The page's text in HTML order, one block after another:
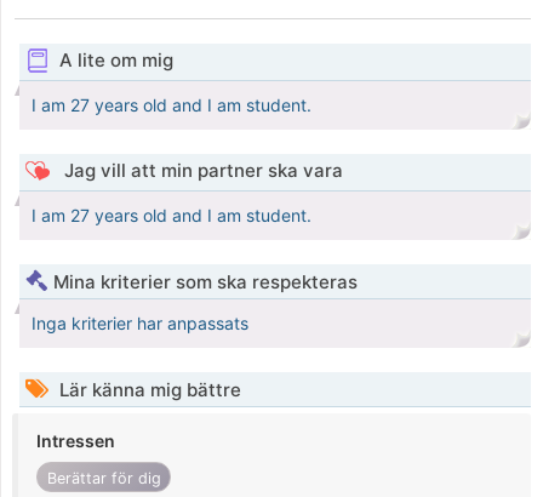
A lite om mig
I am 27 years old and I am student.
Jag vill att min partner ska vara
I am 27 years old and I am student.
Mina kriterier som ska respekteras
Inga kriterier har anpassats
Lär känna mig bättre
Intressen
Berättar för dig